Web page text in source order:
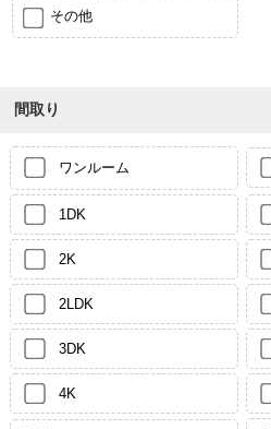
その他
間取り
ワンルーム
1DK
2K
2LDK
3DK
4K